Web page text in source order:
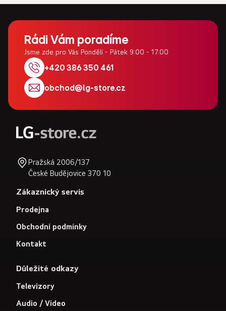
Rádi Vám poradíme
Jsme zde pro Vás Pondělí - Pátek 9:00 - 17:00
+420 386 350 461
obchod@lg-store.cz
Pražská 2006/137
České Budějovice 370 10
Zákaznický servis
Prodejna
Obchodní podmínky
Kontakt
Důležité odkazy
Televizory
Audio / Video